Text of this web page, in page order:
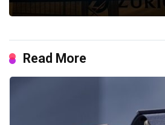
Read More